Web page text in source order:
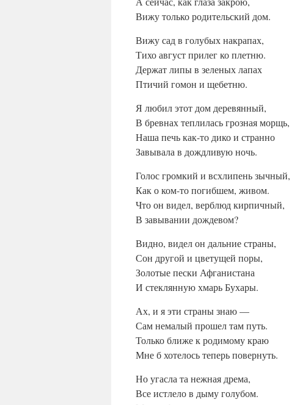
Вижу только родительский дом.
Вижу сад в голубых накрапах,
Тихо август прилег ко плетню.
Держат липы в зеленых лапах
Птичий гомон и щебетню.
Я любил этот дом деревянный,
В бревнах теплилась грозная морщь,
Наша печь как-то дико и странно
Завывала в дождливую ночь.
Голос громкий и всхлипень зычный,
Как о ком-то погибшем, живом.
Что он видел, верблюд кирпичный,
В завывании дождевом?
Видно, видел он дальние страны,
Сон другой и цветущей поры,
Золотые пески Афганистана
И стеклянную хмарь Бухары.
Ах, и я эти страны знаю —
Сам немалый прошел там путь.
Только ближе к родимому краю
Мне б хотелось теперь повернуть.
Но угасла та нежная дрема,
Все истлело в дыму голубом.